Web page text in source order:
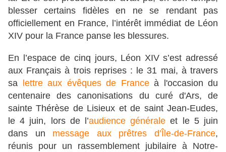
blesser certains fidèles en ne se rendant pas
officiellement en France, l’intérêt immédiat de Léon
XIV pour la France panse les blessures.
En l’espace de cinq jours, Léon XIV s’est adressé
aux Français à trois reprises : le 31 mai, à travers
sa
lettre aux évêques de Franceà l'occasion du
centenaire des canonisations du curé d'Ars, de
sainte Thérèse de Lisieux et de saint Jean-Eudes,
le 4 juin, lors de l’audience générale et le 5 juin
dans un message aux prêtres d’Île-de-France,
réunis pour un rassemblement jubilaire à Notre-